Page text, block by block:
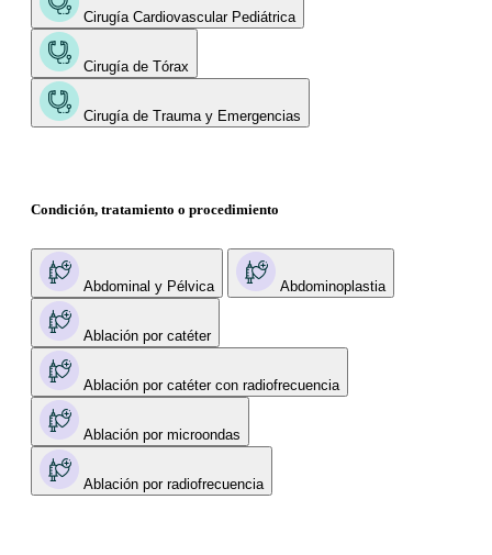
Cirugía Cardiovascular Pediátrica
Cirugía de Tórax
Cirugía de Trauma y Emergencias
Condición, tratamiento o procedimiento
Abdominal y Pélvica Abdominoplastia
Ablación por catéter
Ablación por catéter con radiofrecuencia
Ablación por microondas
Ablación por radiofrecuencia